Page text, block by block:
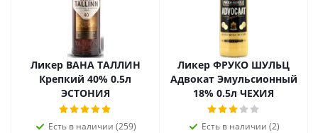
Ликер ВАНА ТАЛЛИН
Крепкий 40% 0.5л
ЭСТОНИЯ
Есть в наличии (259)
Ликер ФРУКО ШУЛЬЦ
Адвокат Эмульсионный
18% 0.5л ЧЕХИЯ
Есть в наличии (2)